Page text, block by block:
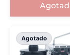
Agotado